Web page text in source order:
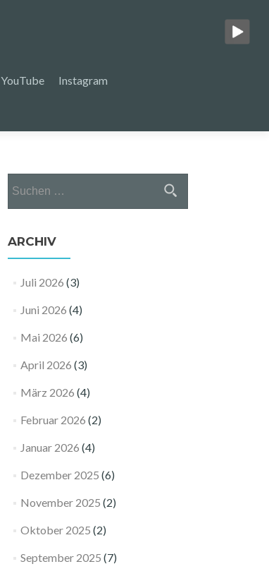
YouTube Instagram
nach:
ARCHIV
Juli 2026 (3)
Juni 2026 (4)
Mai 2026 (6)
April 2026 (3)
März 2026 (4)
Februar 2026 (2)
Januar 2026 (4)
Dezember 2025 (6)
November 2025 (2)
Oktober 2025 (2)
September 2025 (7)